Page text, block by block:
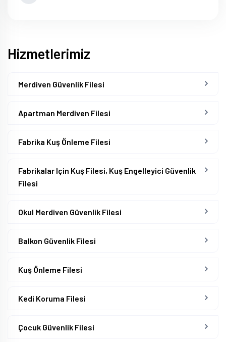
Hizmetlerimiz
Merdiven Güvenlik Filesi
Apartman Merdiven Filesi
Fabrika Kuş Önleme Filesi
Fabrikalar Için Kuş Filesi, Kuş Engelleyici Güvenlik
Filesi
Okul Merdiven Güvenlik Filesi
Balkon Güvenlik Filesi
Kuş Önleme Filesi
Kedi Koruma Filesi
Çocuk Güvenlik Filesi